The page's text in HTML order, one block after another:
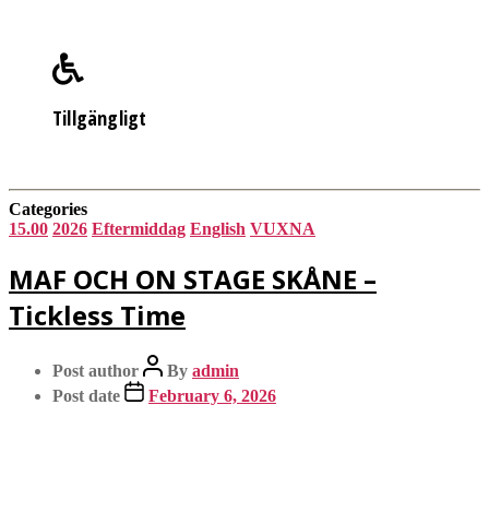
Tillgängligt
Categories
15.00 2026 Eftermiddag English VUXNA
MAF OCH ON STAGE SKÅNE –
Tickless Time
Post author By admin
Post date
February 6, 2026